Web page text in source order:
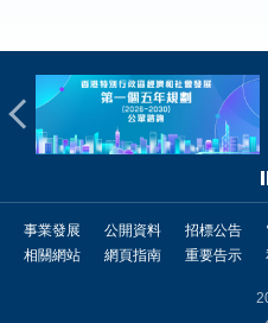
事業發展 公開資料 招標公告
相關網站
網頁指南 重要告示